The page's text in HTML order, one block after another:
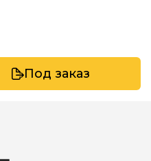
Под заказ